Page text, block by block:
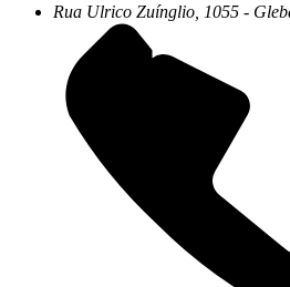
Rua Ulrico Zuínglio, 1055 -